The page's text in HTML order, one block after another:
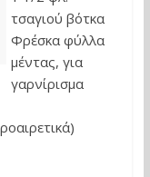
τσαγιού βότκα
Φρέσκα φύλλα
μέντας, για
γαρνίρισμα